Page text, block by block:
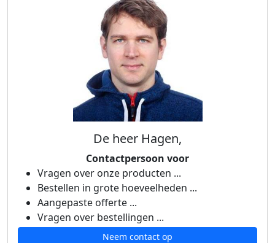
De heer Hagen,
Contactpersoon voor
Vragen over onze producten ...
Bestellen in grote hoeveelheden ...
Aangepaste offerte ...
Vragen over bestellingen ...
Neem contact op